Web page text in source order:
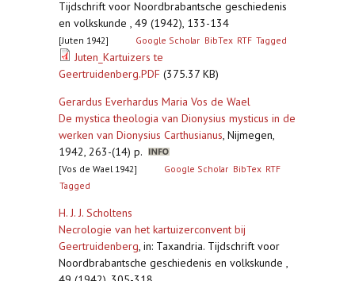
Tijdschrift voor Noordbrabantsche geschiedenis
en volkskunde , 49 (1942), 133-134
[Juten 1942] Google Scholar BibTex RTF Tagged
Juten_Kartuizers te
Geertruidenberg.PDF (375.37 KB)
Gerardus Everhardus Maria Vos de Wael
De mystica theologia van Dionysius mysticus in de
werken van Dionysius Carthusianus, Nijmegen,
1942, 263-(14) p.
[Vos de Wael 1942] Google Scholar BibTex RTF
Tagged
H. J. J. Scholtens
Necrologie van het kartuizerconvent bij
Geertruidenberg, in: Taxandria. Tijdschrift voor
Noordbrabantsche geschiedenis en volkskunde ,